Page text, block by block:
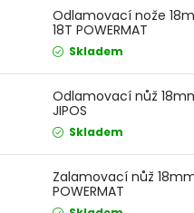
Autodoplňky
Vánoce
Ochranné pomůcky
Fotovoltaika
Odlamovací nože
18T POWERMAT
Skladem
Odlamovací nůž
JIPOS
Skladem
Zalamovací nůž
POWERMAT